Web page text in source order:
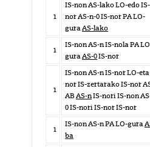
1
IS-non AS-lako LO-edo IS-
nor AS-n-0 IS-nor PA LO-
guraAS-lako
1
IS-non AS-n IS-nola PA
guraAS-0IS-nor
1
IS-non AS-n IS-nor LO-
nor IS-zertarako IS-nor
AB AS-nIS-nori IS-non
0 IS-nori IS-nor IS-nor
1
IS-non AS-n PA LO-gura
ba